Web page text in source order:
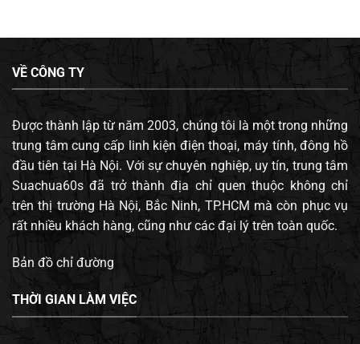
VỀ CÔNG TY
Được thành lập từ năm 2003, chúng tôi là một trong những
trung tâm cung cấp linh kiện điện thoại, máy tính, đông hồ
đầu tiên tại Hà Nội. Với sự chuyên nghiệp, uy tín, trung tâm
Suachua60s đã trở thành địa chỉ quen thuộc không chỉ
trên thị trường Hà Nội, Bắc Ninh, TP.HCM mà còn phục vụ
rất nhiều khách hàng, cũng như các đại lý trên toàn quốc.
Bản đồ chỉ đường
THỜI GIAN LÀM VIỆC